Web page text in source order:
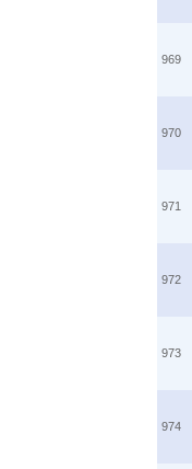
969
970
971
972
973
974